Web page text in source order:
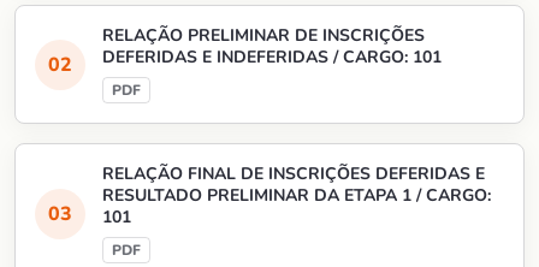
RELAÇÃO PRELIMINAR DE INSCRIÇÕES
DEFERIDAS E INDEFERIDAS / CARGO: 101
RELAÇÃO FINAL DE INSCRIÇÕES DEFERIDAS E
RESULTADO PRELIMINAR DA ETAPA 1 / CARGO:
101